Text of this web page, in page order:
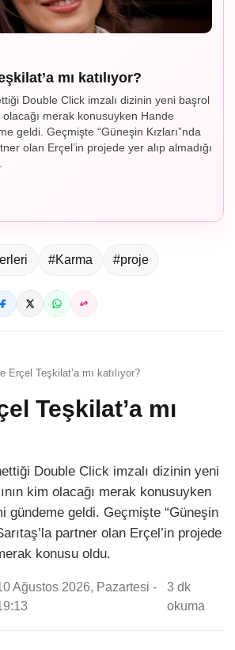
mı katılıyor?
Double Click imzalı dizinin yeni başrol
olacağı merak konusuyken Hande
geldi. Geçmişte “Güneşin Kızları”nda
olan Erçel’in projede yer alıp almadığı
#Karma #proje
Erçel Teşkilat’a mı katılıyor?
Teşkilat’a mı
Double Click imzalı dizinin yeni
kim olacağı merak konusuyken
gündeme geldi. Geçmişte “Güneşin
partner olan Erçel’in projede
konusu oldu.
Ağustos 2026, Pazartesi -
3 dk
okuma